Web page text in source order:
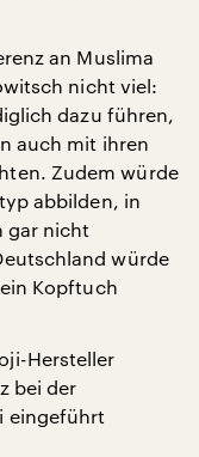
an Muslima
nicht viel:
dazu führen,
auch mit ihren
Zudem würde
abbilden, in
gar nicht
würde
Kopftuch
Hersteller
bei der
eingeführt